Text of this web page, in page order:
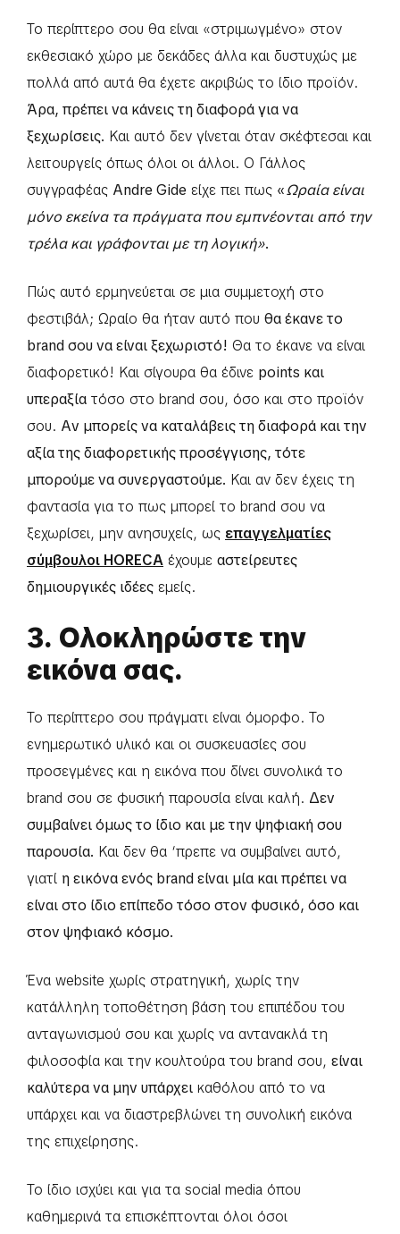
Το περίπτερο σου θα είναι «στριμωγμένο» στον
εκθεσιακό χώρο με δεκάδες άλλα και δυστυχώς με
πολλά από αυτά θα έχετε ακριβώς το ίδιο προϊόν.
Άρα, πρέπει να κάνεις τη διαφορά για να
ξεχωρίσεις. Και αυτό δεν γίνεται όταν σκέφτεσαι και
λειτουργείς όπως όλοι οι άλλοι. Ο Γάλλος
συγγραφέας Andre Gide είχε πει πως «Ωραία είναι
μόνο εκείνα τα πράγματα που εμπνέονται από την
τρέλα και γράφονται με τη λογική».
Πώς αυτό ερμηνεύεται σε μια συμμετοχή στο
φεστιβάλ; Ωραίο θα ήταν αυτό που θα έκανε το
brand σου να είναι ξεχωριστό! Θα το έκανε να είναι
διαφορετικό! Και σίγουρα θα έδινε points και
υπεραξία τόσο στο brand σου, όσο και στο προϊόν
σου. Αν μπορείς να καταλάβεις τη διαφορά και την
αξία της διαφορετικής προσέγγισης, τότε
μπορούμε να συνεργαστούμε. Και αν δεν έχεις τη
φαντασία για το πως μπορεί το brand σου να
ξεχωρίσει, μην ανησυχείς, ως επαγγελματίες
σύμβουλοι HORECA έχουμε αστείρευτες
δημιουργικές ιδέες εμείς.
3. Ολοκληρώστε την
εικόνα σας.
Το περίπτερο σου πράγματι είναι όμορφο. Το
ενημερωτικό υλικό και οι συσκευασίες σου
προσεγμένες και η εικόνα που δίνει συνολικά το
brand σου σε φυσική παρουσία είναι καλή. Δεν
συμβαίνει όμως το ίδιο και με την ψηφιακή σου
παρουσία. Και δεν θα ‘πρεπε να συμβαίνει αυτό,
γιατί η εικόνα ενός brand είναι μία και πρέπει να
είναι στο ίδιο επίπεδο τόσο στον φυσικό, όσο και
στον ψηφιακό κόσμο.
Ένα website χωρίς στρατηγική, χωρίς την
κατάλληλη τοποθέτηση βάση του επιπέδου του
ανταγωνισμού σου και χωρίς να αντανακλά τη
φιλοσοφία και την κουλτούρα του brand σου, είναι
καλύτερα να μην υπάρχει καθόλου από το να
υπάρχει και να διαστρεβλώνει τη συνολική εικόνα
της επιχείρησης.
Το ίδιο ισχύει και για τα social media όπου
καθημερινά τα επισκέπτονται όλοι όσοι